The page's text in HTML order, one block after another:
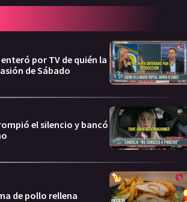
por TV de quién la
de Sábado
el silencio y bancó
de pollo rellena